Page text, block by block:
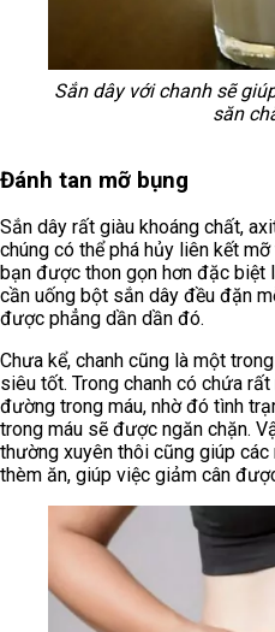
Sắn dây với chanh sẽ
săn
Đánh tan mỡ bụng
Sắn dây rất giàu khoáng chất,
chúng có thể phá hủy liên kết
bạn được thon gọn hơn đặc biệt
cần uống bột sắn dây đều đặn
được phẳng dần dần đó.
Chưa kể, chanh cũng là một
siêu tốt. Trong chanh có chứa
đường trong máu, nhờ đó tình
trong máu sẽ được ngăn chặn.
thường xuyên thôi cũng giúp
thèm ăn, giúp việc giảm cân